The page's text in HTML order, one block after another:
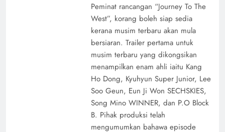
Peminat rancangan “Journey To The
West”, korang boleh siap sedia
kerana musim terbaru akan mula
bersiaran. Trailer pertama untuk
musim terbaru yang dikongsikan
menampilkan enam ahli iaitu Kang
Ho Dong, Kyuhyun Super Junior, Lee
Soo Geun, Eun Ji Won SECHSKIES,
Song Mino WINNER, dan P.O Block
B. Pihak produksi telah
mengumumkan bahawa episode